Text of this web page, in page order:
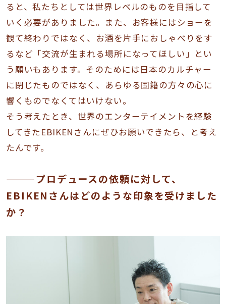
ると、私たちとしては世界レベルのものを目指して
いく必要がありました。また、お客様にはショーを
観て終わりではなく、お酒を片手におしゃべりをす
るなど「交流が生まれる場所になってほしい」とい
う願いもあります。そのためには日本のカルチャー
に閉じたものではなく、あらゆる国籍の方々の心に
響くものでなくてはいけない。
そう考えたとき、世界のエンターテイメントを経験
してきたEBIKENさんにぜひお願いできたら、と考え
たんです。
———プロデュースの依頼に対して、
EBIKENさんはどのような印象を受けました
か？